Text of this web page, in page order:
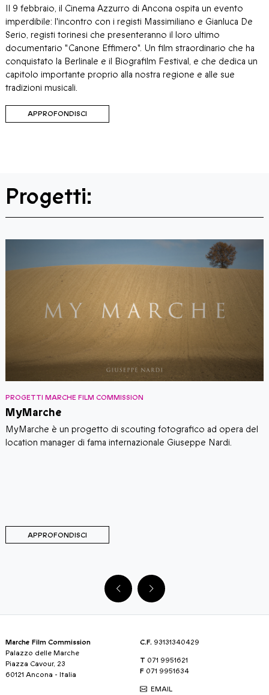
Il 9 febbraio, il Cinema Azzurro di Ancona ospita un evento
imperdibile: l'incontro con i registi Massimiliano e Gianluca De
Serio, registi torinesi che presenteranno il loro ultimo
documentario "Canone Effimero". Un film straordinario che ha
conquistato la Berlinale e il Biografilm Festival, e che dedica un
capitolo importante proprio alla nostra regione e alle sue
tradizioni musicali.
APPROFONDISCI
Progetti:
PROGETTI MARCHE FILM COMMISSION
MyMarche
MyMarche è un progetto di scouting fotografico ad opera del
location manager di fama internazionale Giuseppe Nardi.
APPROFONDISCI
Marche Film Commission
Palazzo delle Marche
Piazza Cavour, 23
60121 Ancona - Italia
C.F. 93131340429
T 071 9951621
F 071 9951634
EMAIL